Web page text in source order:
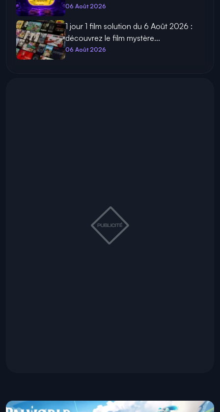
06 Août 2026
1 jour 1 film solution du 6 Août 2026 :
découvrez le film mystère...
06 Août 2026